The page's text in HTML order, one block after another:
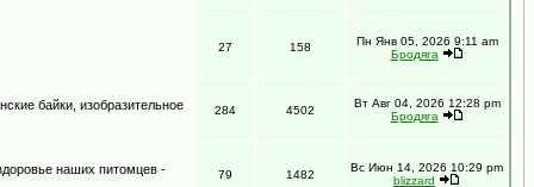
27 158
Пн Янв 05, 2026 9:11 am
Бродяга
байки, изобразительное 284 4502
Вт Авг 04, 2026 12:28 pm
Бродяга
наших питомцев - 79 1482
Вс Июн 14, 2026 10:29 pm
blizzard